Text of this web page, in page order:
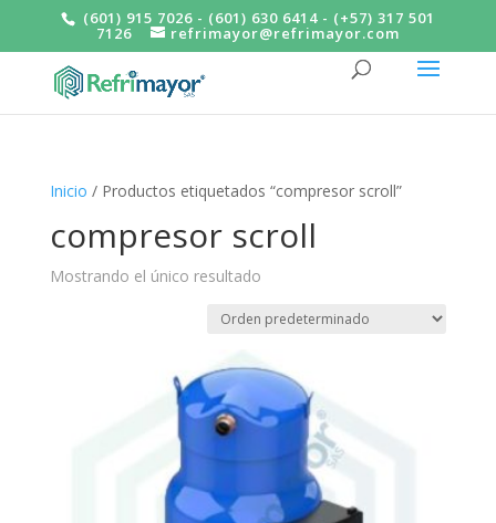
(601) 915 7026 - (601) 630 6414 - (+57) 317 501
7126 refrimayor@refrimayor.com
Inicio / Productos etiquetados “compresor scroll”
compresor scroll
Mostrando el único resultado